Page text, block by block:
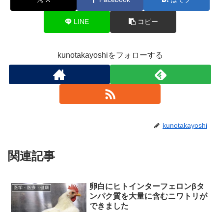
LINE コピー
kunotakayoshiをフォローする
kunotakayoshi
関連記事
医学・医療・健康
卵白にヒトインターフェロンβタ
ンパク質を大量に含むニワトリが
できました